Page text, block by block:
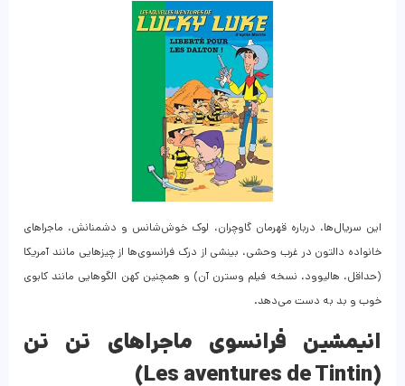
این سریال‌ها، درباره قهرمان گاوچران، لوک خوش‌شانس و دشمنانش، ماجراهای
خانواده دالتون در غرب وحشی، بینشی از درک فرانسوی‌ها از چیزهایی مانند آمریکا
(حداقل، هالیوود، نسخه فیلم وسترن آن) و همچنین کهن الگوهایی مانند کابوی
خوب و بد به دست می‌دهد.
انیمشین فرانسوی ماجراهای تن تن
(Les aventures de Tintin)